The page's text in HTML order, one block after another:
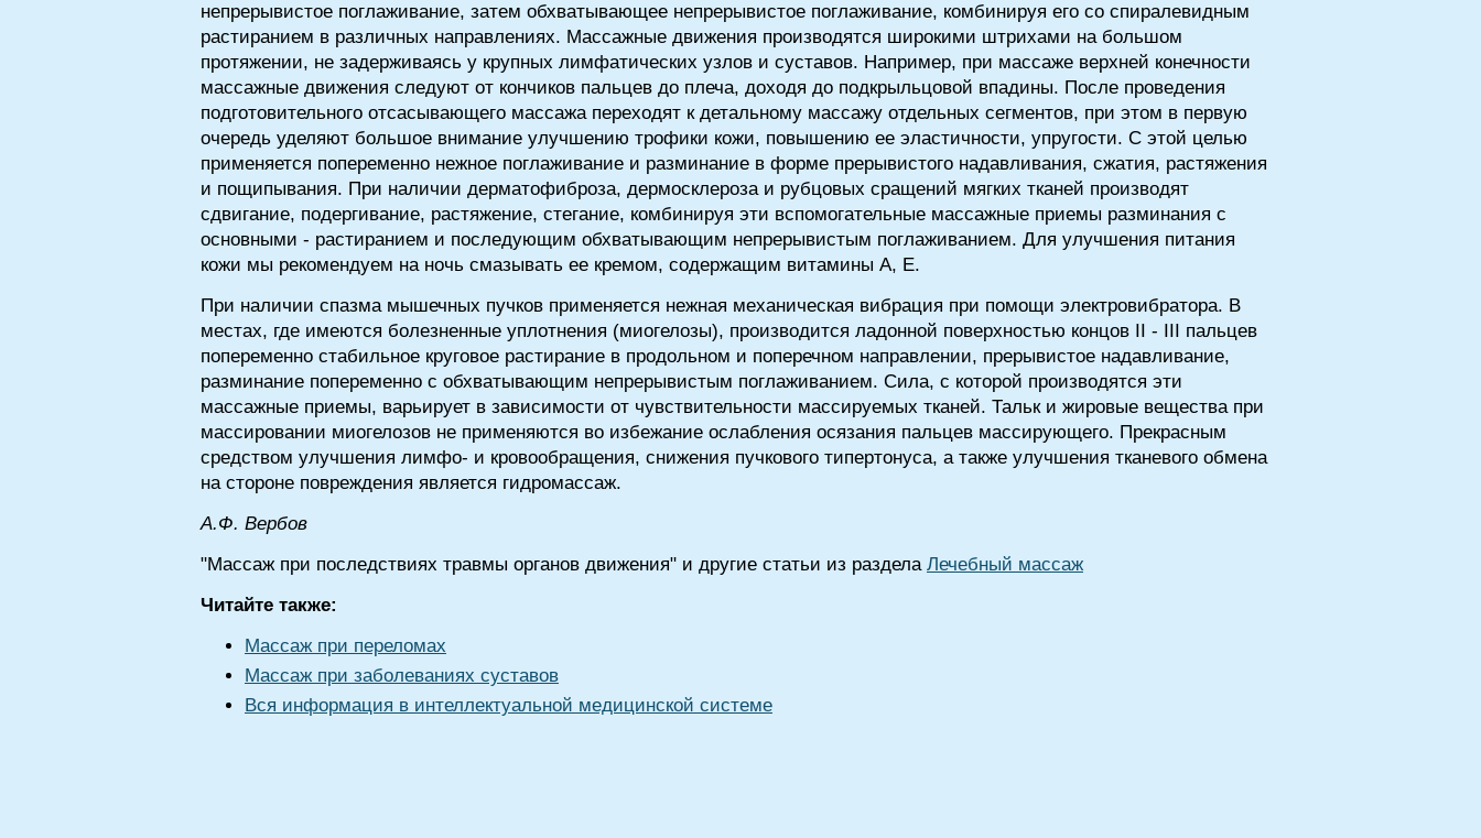
непрерывистое поглаживание, затем обхватывающее непрерывистое поглаживание, комбинируя его со спиралевидным
растиранием в различных направлениях. Массажные движения производятся широкими штрихами на большом
протяжении, не задерживаясь у крупных лимфатических узлов и суставов. Например, при массаже верхней конечности
массажные движения следуют от кончиков пальцев до плеча, доходя до подкрыльцовой впадины. После проведения
подготовительного отсасывающего массажа переходят к детальному массажу отдельных сегментов, при этом в первую
очередь уделяют большое внимание улучшению трофики кожи, повышению ее эластичности, упругости. С этой целью
применяется попеременно нежное поглаживание и разминание в форме прерывистого надавливания, сжатия, растяжения
и пощипывания. При наличии дерматофиброза, дермосклероза и рубцовых сращений мягких тканей производят
сдвигание, подергивание, растяжение, стегание, комбинируя эти вспомогательные массажные приемы разминания с
основными - растиранием и последующим обхватывающим непрерывистым поглаживанием. Для улучшения питания
кожи мы рекомендуем на ночь смазывать ее кремом, содержащим витамины А, Е.
При наличии спазма мышечных пучков применяется нежная механическая вибрация при помощи электровибратора. В
местах, где имеются болезненные уплотнения (миогелозы), производится ладонной поверхностью концов II - III пальцев
попеременно стабильное круговое растирание в продольном и поперечном направлении, прерывистое надавливание,
разминание попеременно с обхватывающим непрерывистым поглаживанием. Сила, с которой производятся эти
массажные приемы, варьирует в зависимости от чувствительности массируемых тканей. Тальк и жировые вещества при
массировании миогелозов не применяются во избежание ослабления осязания пальцев массирующего. Прекрасным
средством улучшения лимфо- и кровообращения, снижения пучкового типертонуса, а также улучшения тканевого обмена
на стороне повреждения является гидромассаж.
А.Ф. Вербов
"Массаж при последствиях травмы органов движения" и другие статьи из раздела Лечебный массаж
Читайте также:
Массаж при переломах
Массаж при заболеваниях суставов
Вся информация в интеллектуальной медицинской системе